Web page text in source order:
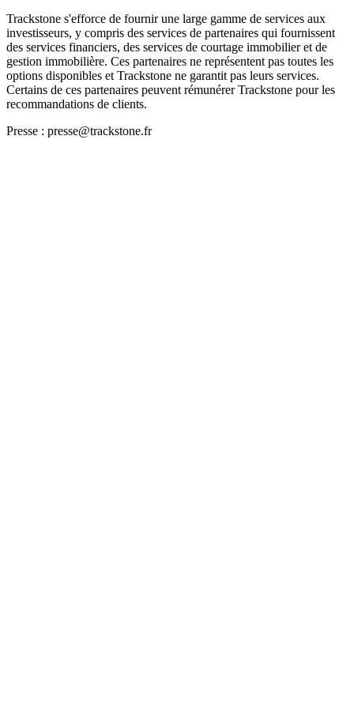
Trackstone s'efforce de fournir une large gamme de services aux
investisseurs, y compris des services de partenaires qui fournissent
des services financiers, des services de courtage immobilier et de
gestion immobilière. Ces partenaires ne représentent pas toutes les
options disponibles et Trackstone ne garantit pas leurs services.
Certains de ces partenaires peuvent rémunérer Trackstone pour les
recommandations de clients.
Presse : presse@trackstone.fr